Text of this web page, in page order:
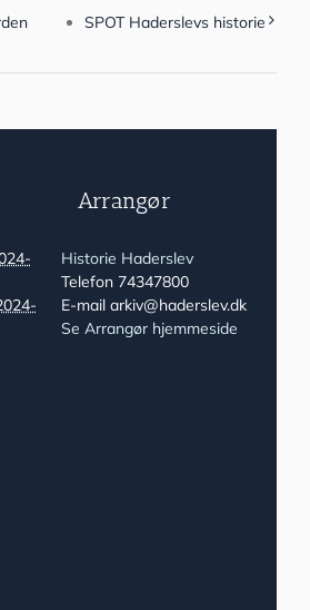
SPOT Haderslevs historie
Arrangør
Historie Haderslev
Telefon 74347800
E-mail arkiv@haderslev.dk
Se Arrangør hjemmeside